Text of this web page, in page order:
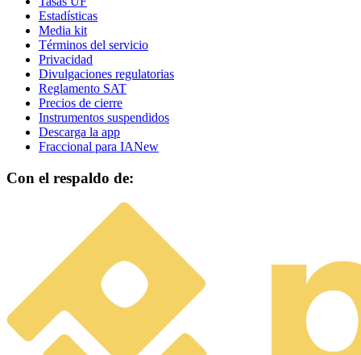
Estadísticas
Media kit
Términos del servicio
Privacidad
Divulgaciones regulatorias
Reglamento SAT
Precios de cierre
Instrumentos suspendidos
Descarga la app
Fraccional para IANew
Con el respaldo de: